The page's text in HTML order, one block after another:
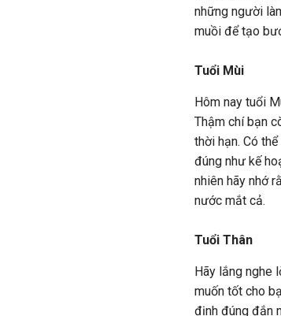
những người
muồi để tạo
Tuổi Mùi
Hôm nay tuổi
Thậm chí bạn
thời hạn. Có
đúng như kế
nhiên hãy nhớ
nước mắt cả.
Tuổi Thân
Hãy lắng nghe
muốn tốt cho
định đúng đắn